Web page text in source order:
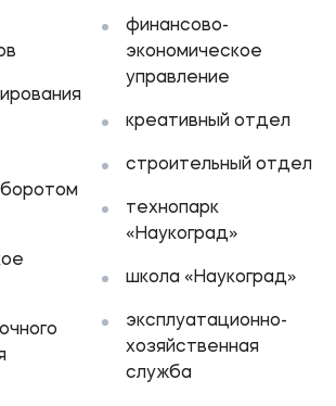
финансово-
экономическое
управление
креативный отдел
строительный отдел
технопарк
«Наукоград»
школа «Наукоград»
эксплуатационно-
хозяйственная
служба